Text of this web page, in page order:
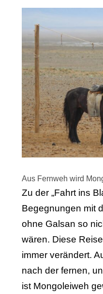
Aus Fernweh wird
Zu der „Fahrt ins
Begeg­nungen mit
ohne Galsan so
wären. Diese
immer verän­dert.
nach der fernen,
ist Mon­golei­weh